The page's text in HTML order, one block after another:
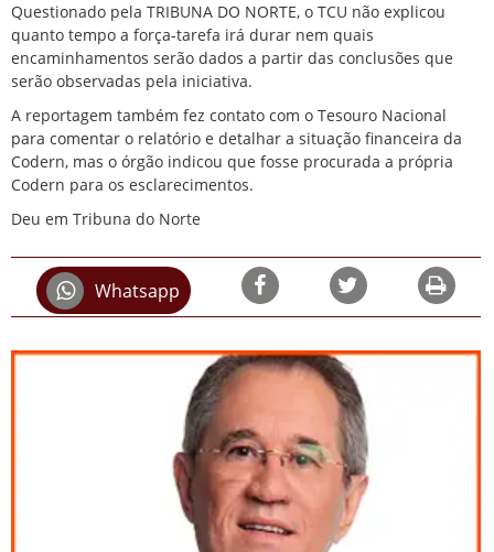
Questionado pela TRIBUNA DO NORTE, o TCU não explicou
quanto tempo a força-tarefa irá durar nem quais
encaminhamentos serão dados a partir das conclusões que
serão observadas pela iniciativa.
A reportagem também fez contato com o Tesouro Nacional
para comentar o relatório e detalhar a situação financeira da
Codern, mas o órgão indicou que fosse procurada a própria
Codern para os esclarecimentos.
Deu em Tribuna do Norte
Whatsapp